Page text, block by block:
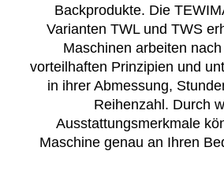
Backprodukte. Die
Varianten TWL und TWS
Maschinen arbeiten
vorteilhaften Prinzipien und
in ihrer Abmessung,
Reihenzahl. Durch
Ausstattungsmerkmale
Maschine genau an Ihren